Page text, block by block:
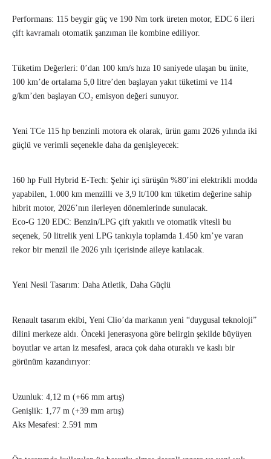
Performans: 115 beygir güç ve 190 Nm tork üreten motor, EDC 6 ileri
çift kavramalı otomatik şanzıman ile kombine ediliyor.
Tüketim Değerleri: 0’dan 100 km/s hıza 10 saniyede ulaşan bu ünite,
100 km’de ortalama 5,0 litre’den başlayan yakıt tüketimi ve 114
g/km’den başlayan CO₂ emisyon değeri sunuyor.
Yeni TCe 115 hp benzinli motora ek olarak, ürün gamı 2026 yılında iki
güçlü ve verimli seçenekle daha da genişleyecek:
160 hp Full Hybrid E-Tech: Şehir içi sürüşün %80’ini elektrikli modda
yapabilen, 1.000 km menzilli ve 3,9 lt/100 km tüketim değerine sahip
hibrit motor, 2026’nın ilerleyen dönemlerinde sunulacak.
Eco-G 120 EDC: Benzin/LPG çift yakıtlı ve otomatik vitesli bu
seçenek, 50 litrelik yeni LPG tankıyla toplamda 1.450 km’ye varan
rekor bir menzil ile 2026 yılı içerisinde aileye katılacak.
Yeni Nesil Tasarım: Daha Atletik, Daha Güçlü
Renault tasarım ekibi, Yeni Clio’da markanın yeni “duygusal teknoloji”
dilini merkeze aldı. Önceki jenerasyona göre belirgin şekilde büyüyen
boyutlar ve artan iz mesafesi, araca çok daha oturaklı ve kaslı bir
görünüm kazandırıyor:
Uzunluk: 4,12 m (+66 mm artış)
Genişlik: 1,77 m (+39 mm artış)
Aks Mesafesi: 2.591 mm